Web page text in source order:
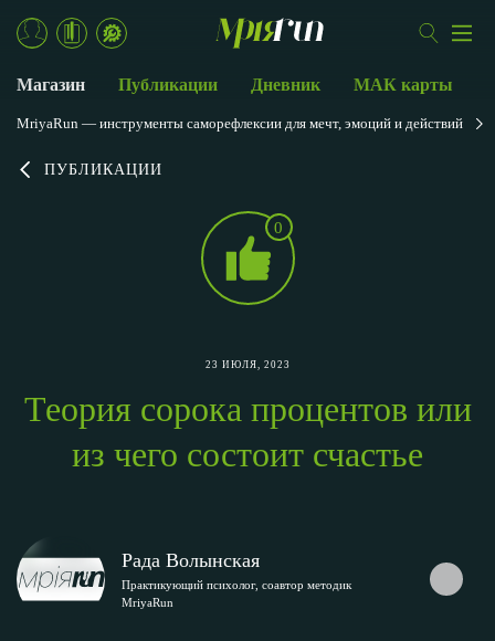
ПУБЛИКАЦИИ
0
23 ИЮЛЯ, 2023
Теория сорока процентов или
из чего состоит счастье
Рада Волынская
Практикующий психолог, соавтор методик
MriyaRun
Магазин Публикации Дневник МАК карты
MriyaRun — инструменты саморефлексии для мечт, эмоций и действий